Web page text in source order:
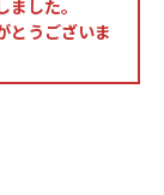
した。
とうございま